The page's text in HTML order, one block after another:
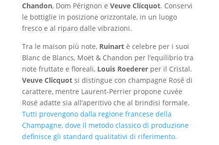
Chandon, Dom Pérignon e Veuve Clicquot. Conservi
le bottiglie in posizione orizzontale, in un luogo
fresco e al riparo dalle vibrazioni.
Tra le maison più note, Ruinartè celebre per i suoi
Blanc de Blancs, Moët & Chandon per l’equilibrio tra
note fruttate e floreali, Louis Roedererper il Cristal.
Veuve Clicquotsi distingue con champagne Rosé di
carattere, mentre Laurent-Perrier propone cuvée
Rosé adatte sia all’aperitivo che al brindisi formale.
Tutti provengono dalla regione francese della
Champagne, dove il metodo classico di produzione
definisce gli standard qualitativi di riferimento.